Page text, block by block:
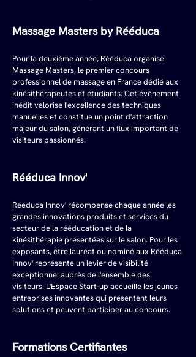
Massage Masters by Rééduca
Pour la deuxième année, Rééduca organise
Massage Masters, le premier concours
professionnel de massage en France dédié aux
kinésithérapeutes et étudiants. Cet événement
inédit valorise l'excellence des techniques
manuelles et constitue un point d'attraction
majeur du salon, générant un flux important de
visiteurs passionnés.
Rééduca Innov'
Rééduca Innov' récompense chaque année les
grandes innovations produits et services du
secteur de la rééducation et de la
kinésithérapie présentées sur le salon. Pour les
exposants, être lauréat ou nominé aux Rééduca
Innov' représente un levier de visibilité
exceptionnel auprès de l'ensemble des
visiteurs. L'Espace Start-up accueille les jeunes
entreprises innovantes qui présentent leurs
solutions et peuvent participer au concours.
Formations Certifiantes